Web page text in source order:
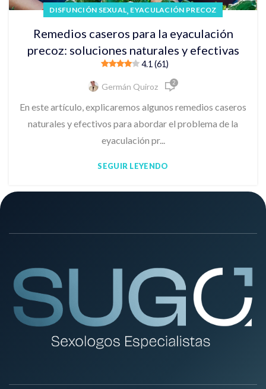
DISFUNCIÓN SEXUAL EYACULACIÓN PRECOZ
Remedios caseros para la eyaculación
precoz: soluciones naturales y efectivas
4.1 (61)
Germán Quiroz 2
En este artículo, explicaremos algunos remedios caseros
naturales y efectivos para abordar el problema de la
eyaculación pr...
SEGUIR LEYENDO